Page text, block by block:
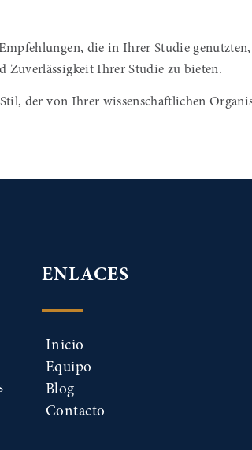
die in Ihrer Studie
Zuverlässigkeit Ihrer Studie zu bieten.
der von Ihrer wissenschaftlichen
ENLACES
Inicio
Equipo
Blog
Contacto